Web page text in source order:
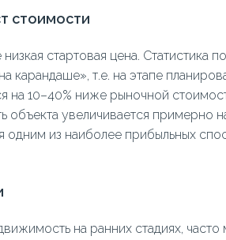
стоимости
стартовая цена. Статистика
карандаше», т.е. на этапе
на 10–40% ниже рыночной
объекта увеличивается примерно
одним из наиболее прибыльных
на ранних стадиях, часто